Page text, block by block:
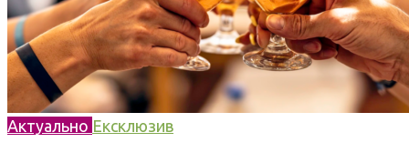
Актуально Ексклюзив